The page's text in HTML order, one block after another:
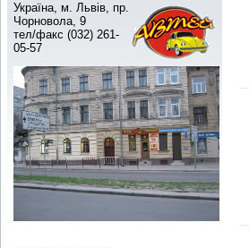
Україна, м. Львів, пр.
Чорновола, 9
тел/факс (032) 261-
05-57